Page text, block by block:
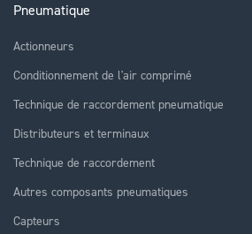
Pneumatique
Actionneurs
Conditionnement de l'air comprimé
Technique de raccordement pneumatique
Distributeurs et terminaux
Technique de raccordement
Autres composants pneumatiques
Capteurs